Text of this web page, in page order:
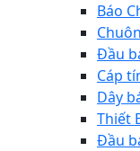
Báo
Đầu
Cáp
Dây
Thiết
Đầu